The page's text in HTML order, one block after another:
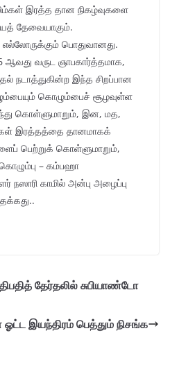
இரத்த தான நிகழ்வுகளை
தேவையாகும்.
எல்லோருக்கும் பொதுவானது.
ஆவது வருட ஞாபகார்த்தமாக,
நடாத்துகின்ற இந்த சிறப்பான
கொழும்பைச் சூழவுள்ள
கொள்ளுமாறும், இன, மத,
இரத்தத்தை தானமாகக்
பெற்றுக் கொள்ளுமாறும்,
– கம்பஹா
நஸாரி காமில் அன்பு அழைப்பு
தேர்தலில் சுபியாண்டோ
இயந்திரம் பெத்தும் நிசங்க